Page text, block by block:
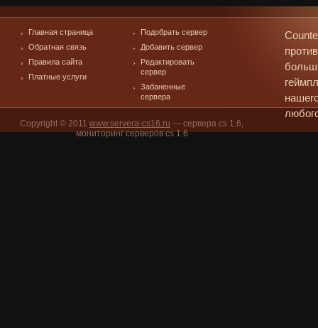
Главная страница
Обратная связь
Правила сайта
Платные услуги
Подобрать сервер
Добавить сервер
Редактировать
сервер
Забаненные
сервера
Copyright © 2011 www.servera-cs16.ru — сервера cs 1.6,
мониторинг серверов cs 1.6